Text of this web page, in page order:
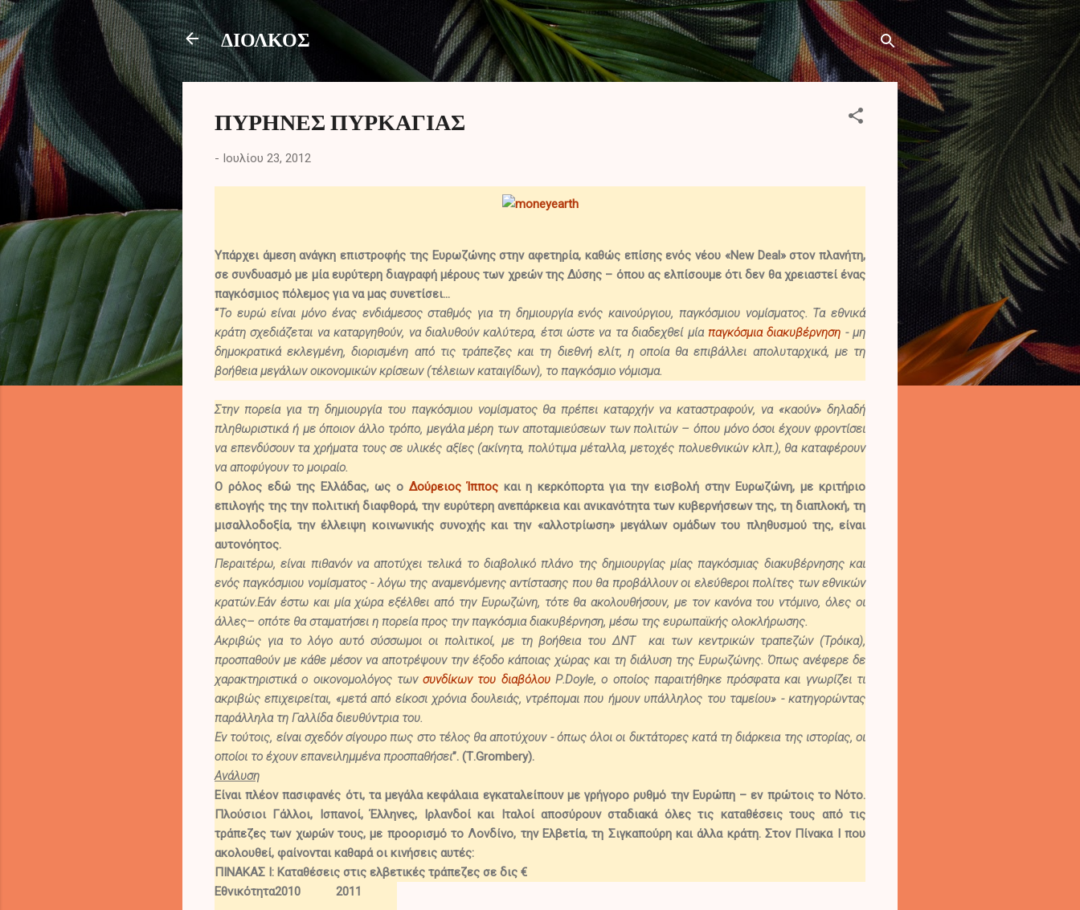
Μετάβαση στο κύριο περιεχόμενο
ΔΙΟΛΚΟΣ
ΠΥΡΗΝΕΣ ΠΥΡΚΑΓΙΑΣ
- Ιουλίου 23, 2012
Υπάρχει άμεση ανάγκη επιστροφής της Ευρωζώνης στην αφετηρία, καθώς επίσης ενός νέου «New Deal» στον πλανήτη,
σε συνδυασμό με μία ευρύτερη διαγραφή μέρους των χρεών της Δύσης – όπου ας ελπίσουμε ότι δεν θα χρειαστεί ένας
παγκόσμιος πόλεμος για να μας συνετίσει...
“Το ευρώ είναι μόνο ένας ενδιάμεσος σταθμός για τη δημιουργία ενός καινούργιου, παγκόσμιου νομίσματος. Τα εθνικά
κράτη σχεδιάζεται να καταργηθούν, να διαλυθούν καλύτερα, έτσι ώστε να τα διαδεχθεί μία παγκόσμια διακυβέρνηση - μη
δημοκρατικά εκλεγμένη, διορισμένη από τις τράπεζες και τη διεθνή ελίτ, η οποία θα επιβάλλει απολυταρχικά, με τη
βοήθεια μεγάλων οικονομικών κρίσεων (τέλειων καταιγίδων), το παγκόσμιο νόμισμα.
Στην πορεία για τη δημιουργία του παγκόσμιου νομίσματος θα πρέπει καταρχήν να καταστραφούν, να «καούν» δηλαδή
πληθωριστικά ή με όποιον άλλο τρόπο, μεγάλα μέρη των αποταμιεύσεων των πολιτών– όπου μόνο όσοι έχουν φροντίσει
να επενδύσουν τα χρήματα τους σε υλικές αξίες (ακίνητα, πολύτιμα μέταλλα, μετοχές πολυεθνικών κλπ.), θα καταφέρουν
να αποφύγουν το μοιραίο.
Ο ρόλος εδώ της Ελλάδας, ως ο Δούρειος Ίπποςκαι η κερκόπορτα για την εισβολή στην Ευρωζώνη, με κριτήριο
επιλογής της την πολιτική διαφθορά, την ευρύτερη ανεπάρκεια και ανικανότητα των κυβερνήσεων της, τη διαπλοκή, τη
μισαλλοδοξία, την έλλειψη κοινωνικής συνοχής και την «αλλοτρίωση» μεγάλων ομάδων του πληθυσμού της, είναι
αυτονόητος.
Περαιτέρω, είναι πιθανόν να αποτύχει τελικά το διαβολικό πλάνο της δημιουργίας μίας παγκόσμιας διακυβέρνησης και
ενός παγκόσμιου νομίσματος - λόγω της αναμενόμενης αντίστασης που θα προβάλλουν οι ελεύθεροι πολίτες των εθνικών
κρατών.Εάν έστω και μία χώρα εξέλθει από την Ευρωζώνη, τότε θα ακολουθήσουν, με τον κανόνα του ντόμινο, όλες οι
άλλες– οπότε θα σταματήσει η πορεία προς την παγκόσμια διακυβέρνηση, μέσω της ευρωπαϊκής ολοκλήρωσης.
Ακριβώς για το λόγο αυτό σύσσωμοι οι πολιτικοί, με τη βοήθεια του ΔΝΤ και των κεντρικών τραπεζών (Τρόικα),
προσπαθούν με κάθε μέσον να αποτρέψουν την έξοδο κάποιας χώρας και τη διάλυση της Ευρωζώνης. Όπως ανέφερε δε
χαρακτηριστικά ο οικονομολόγος τωνσυνδίκων του διαβόλου P.Doyle, ο οποίος παραιτήθηκε πρόσφατα και γνωρίζει τι
ακριβώς επιχειρείται, «μετά από είκοσι χρόνια δουλειάς, ντρέπομαι που ήμουν υπάλληλος του ταμείου» - κατηγορώντας
παράλληλα τη Γαλλίδα διευθύντρια του.
Εν τούτοις, είναι σχεδόν σίγουρο πως στο τέλος θα αποτύχουν- όπως όλοι οι δικτάτορες κατά τη διάρκεια της ιστορίας, οι
οποίοι το έχουν επανειλημμένα προσπαθήσει”. (T.Grombery).
Ανάλυση
Είναι πλέον πασιφανές ότι, τα μεγάλα κεφάλαια εγκαταλείπουν με γρήγορο ρυθμό την Ευρώπη – εν πρώτοις το Νότο.
Πλούσιοι Γάλλοι, Ισπανοί, Έλληνες, Ιρλανδοί και Ιταλοί αποσύρουν σταδιακά όλες τις καταθέσεις τους από τις
τράπεζες των χωρών τους, με προορισμό το Λονδίνο, την Ελβετία, τη Σιγκαπούρη και άλλα κράτη. Στον Πίνακα Ι που
ακολουθεί, φαίνονται καθαρά οι κινήσεις αυτές:
ΠΙΝΑΚΑΣ Ι: Καταθέσεις στις ελβετικές τράπεζες σε δις €
Εθνικότητα2010 2011